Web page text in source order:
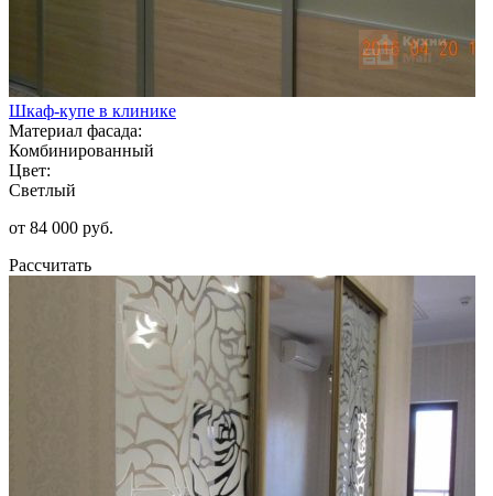
Шкаф-купе в клинике
Материал фасада:
Комбинированный
Цвет:
Светлый
от 84 000 руб.
Рассчитать